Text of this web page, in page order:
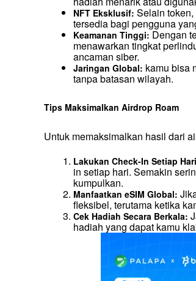
NFT Eksklusif: Selain
tersedia bagi pengguna
Keamanan Tinggi: Dengan
menawarkan tingkat
ancaman siber.
Jaringan Global: kamu bisa
tanpa batasan wilayah.
Tips Maksimalkan Airdrop Roam
Untuk memaksimalkan hasil dari
Lakukan Check-In Setiap
in setiap hari. Semakin
kumpulkan.
Manfaatkan eSIM Global:
fleksibel, terutama ketika
Cek Hadiah Secara Berkala:
hadiah yang dapat kamu